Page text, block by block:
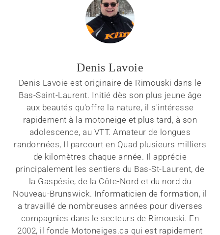
Denis Lavoie
Denis Lavoie est originaire de Rimouski dans le
Bas-Saint-Laurent. Initié dès son plus jeune âge
aux beautés qu'offre la nature, il s'intéresse
rapidement à la motoneige et plus tard, à son
adolescence, au VTT. Amateur de longues
randonnées, Il parcourt en Quad plusieurs milliers
de kilomètres chaque année. Il apprécie
principalement les sentiers du Bas-St-Laurent, de
la Gaspésie, de la Côte-Nord et du nord du
Nouveau-Brunswick. Informaticien de formation, il
a travaillé de nombreuses années pour diverses
compagnies dans le secteurs de Rimouski. En
2002, il fonde Motoneiges.ca qui est rapidement